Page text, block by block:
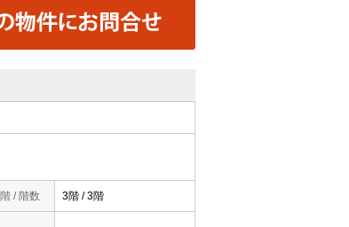
/ 階数 3階 / 3階